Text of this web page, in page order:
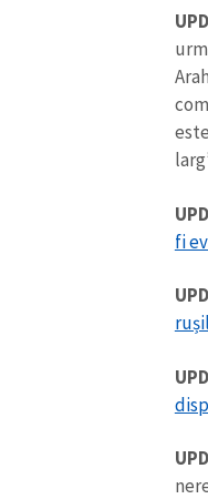
fi